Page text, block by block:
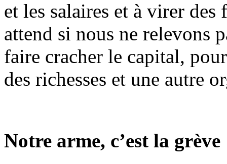
et les salaires et à virer
attend si nous ne relevons
faire cracher le capital,
des richesses et une autre
Notre arme, c’est la grève